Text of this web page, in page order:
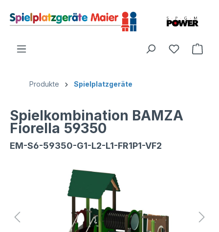
Produkte Spielplatzgeräte
Spielkombination BAMZA
Fiorella 59350
EM-S6-59350-G1-L2-L1-FR1P1-VF2